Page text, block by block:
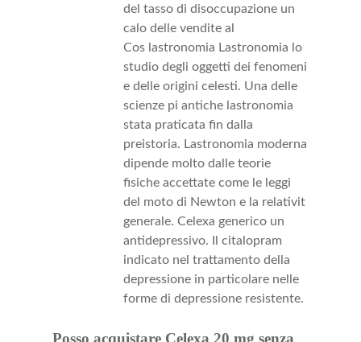
del tasso di disoccupazione un
calo delle vendite al
Cos lastronomia Lastronomia lo
studio degli oggetti dei fenomeni
e delle origini celesti. Una delle
scienze pi antiche lastronomia
stata praticata fin dalla
preistoria. Lastronomia moderna
dipende molto dalle teorie
fisiche accettate come le leggi
del moto di Newton e la relativit
generale. Celexa generico un
antidepressivo. Il citalopram
indicato nel trattamento della
depressione in particolare nelle
forme di depressione resistente.
Posso acquistare Celexa 20 mg senza